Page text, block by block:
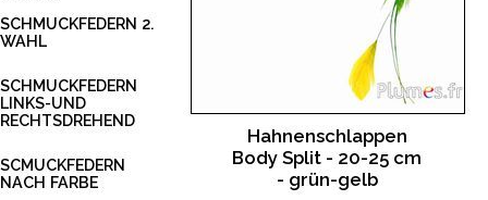
SCHMUCKFEDERN 2.
WAHL
SCHMUCKFEDERN
LINKS-UND
RECHTSDREHEND
SCMUCKFEDERN
NACH FARBE
Hahnenschlappen
Body Split - 20-25 cm
- grün-gelb